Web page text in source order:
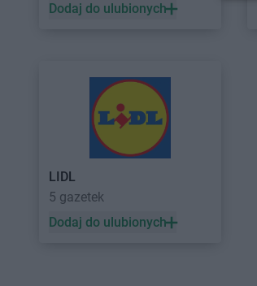
Dodaj do ulubionych
LIDL
5 gazetek
Dodaj do ulubionych